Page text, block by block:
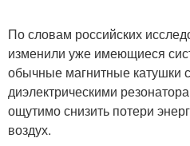
По словам российских
изменили уже имеющиеся
обычные магнитные катушки
диэлектрическими
ощутимо снизить потери
воздух.